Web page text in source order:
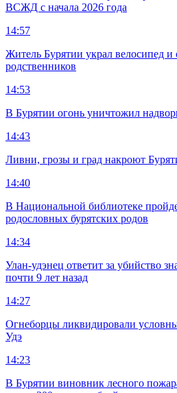
ВСЖД с начала 2026 года
14:57
Житель Бурятии украл велосипед и
родственников
14:53
В Бурятии огонь уничтожил
14:43
Ливни, грозы и град накроют
14:40
В Национальной библиотеке
родословных бурятских родов
14:34
Улан-удэнец ответит за убийство
почти 9 лет назад
14:27
Огнеборцы ликвидировали
Удэ
14:23
В Бурятии виновник лесного